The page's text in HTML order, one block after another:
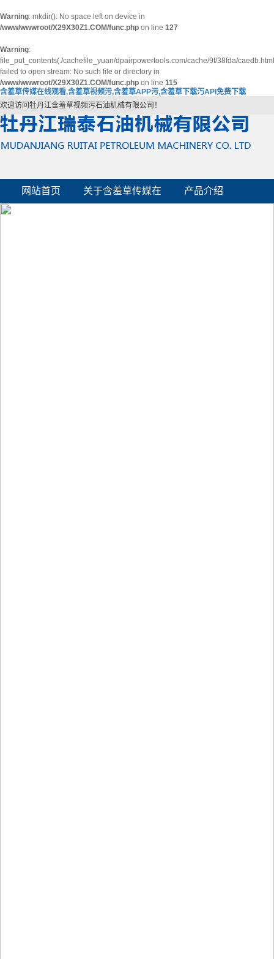
Warning: mkdir(): No space left on device in
/www/wwwroot/X29X30Z1.COM/func.php on line 127
Warning:
file_put_contents(./cachefile_yuan/dpairpowertools.com/cache/9f/38fda/
failed to open stream: No such file or directory in
/www/wwwroot/X29X30Z1.COM/func.php on line 115
含羞草传媒在线观看,含羞草视频污,含羞草APP污,含羞草下载汅API免费下载
欢迎访问牡丹江含羞草视频污石油机械有限公司！
网站首页 关于含羞草传媒在 产品介绍